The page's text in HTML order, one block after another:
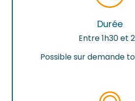
Durée
Entre 1h30 et
Possible sur demande